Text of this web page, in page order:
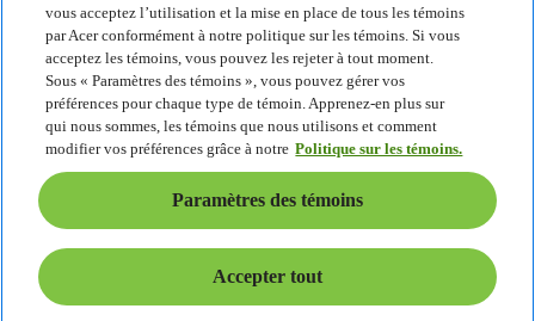
Responsabilité sociale de l’entreprise
Empreinte carbone des produits
Project Humanity
Earthion
Politique de confidentialité
Politique sur les témoins
Avis juridique
Information juridique supplémentaire
Politique d’accessibilité
Paramètres des témoins
Canada - Français
© 2026 Acer Inc.
vous acceptez l’utilisation et la mise en place de tous les témoins
par Acer conformément à notre politique sur les témoins. Si vous
acceptez les témoins, vous pouvez les rejeter à tout moment.
Sous « Paramètres des témoins », vous pouvez gérer vos
préférences pour chaque type de témoin. Apprenez-en plus sur
qui nous sommes, les témoins que nous utilisons et comment
modifier vos préférences grâce à notre Politique sur les témoins.
Paramètres des témoins
Accepter tout